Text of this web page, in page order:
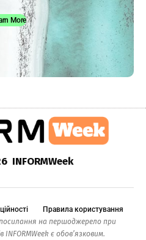
More
INFORMWeek
Правила користування
на першоджерело при
є обов’язковим.